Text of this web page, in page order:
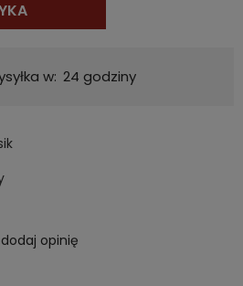
w: 24 godziny
dodaj opinię